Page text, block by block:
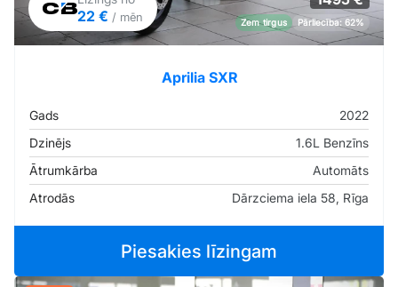
22 € / mēn Zem tirgus Pārliecība: 62%
Aprilia SXR
Gads
2022
Dzinējs
1.6L Benzīns
Ātrumkārba
Automāts
Atrodās
Dārzciema iela 58, Rīga
Piesakies līzingam